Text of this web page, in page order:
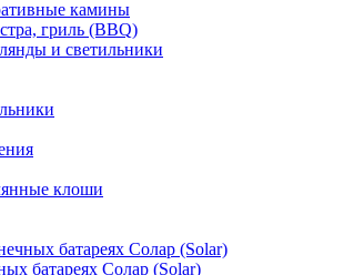
камины
гриль (BBQ)
и светильники
клоши
батареях Солар (Solar)
батареях Солар (Solar)